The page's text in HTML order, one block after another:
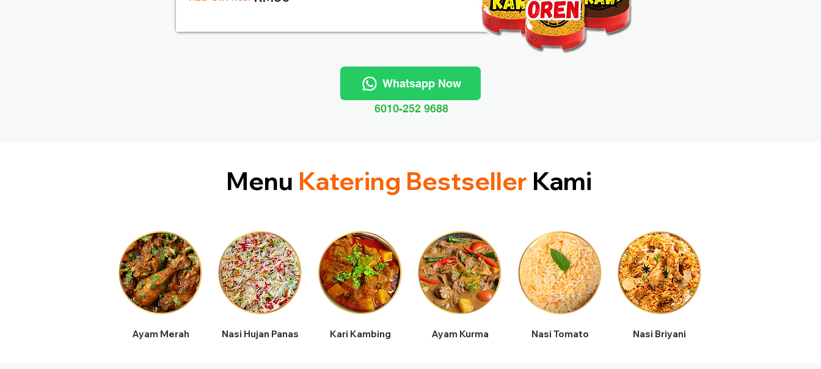
Whatsapp Now
6010-252 9688
Menu Katering Bestseller Kami
Ayam Merah Nasi Hujan Panas Kari Kambing Ayam Kurma Nasi Tomato Nasi Briyani